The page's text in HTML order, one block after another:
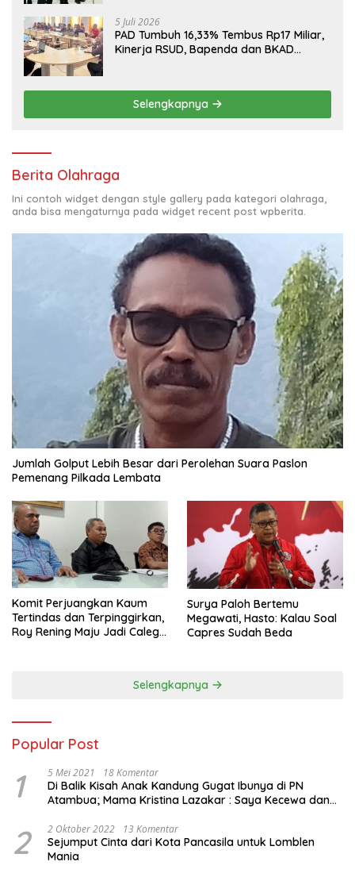
5 Juli 2026
PAD Tumbuh 16,33% Tembus Rp17 Miliar,
Kinerja RSUD, Bapenda dan BKAD
Selengkapnya
Berita Olahraga
Ini contoh widget dengan style gallery pada kategori olahraga,
anda bisa mengaturnya pada widget recent post wpberita.
Jumlah Golput Lebih Besar dari Perolehan Suara Paslon
Pemenang Pilkada Lembata
Komit Perjuangkan Kaum
Tertindas dan Terpinggirkan,
Roy Rening Maju Jadi Caleg
Surya Paloh Bertemu
Megawati, Hasto: Kalau Soal
Capres Sudah Beda
Selengkapnya
Popular Post
1 5 Mei 2021 18 Komentar
Di Balik Kisah Anak Kandung Gugat Ibunya di PN
Atambua; Mama Kristina Lazakar : Saya Kecewa dan
2 2 Oktober 2022 13 Komentar
Sejumput Cinta dari Kota Pancasila untuk Lomblen
Mania